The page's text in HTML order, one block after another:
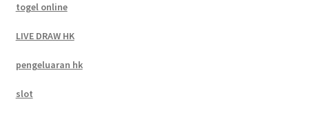
togel online
LIVE DRAW HK
pengeluaran hk
slot